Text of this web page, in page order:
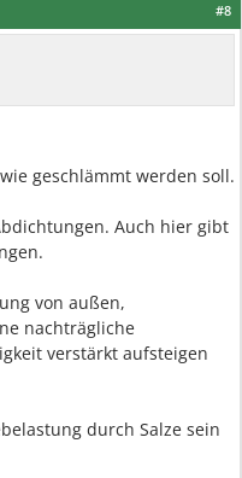
#8
geschlämmt werden soll.
Auch hier gibt
von außen,
nachträgliche
verstärkt aufsteigen
durch Salze sein